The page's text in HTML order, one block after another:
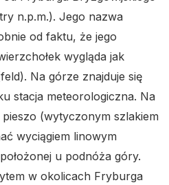
n.p.m.). Jego nazwa
od faktu, że jego
wygląda jak
Na górze znajduje się
stacja meteorologiczna. Na
(wytyczonym szlakiem
wyciągiem linowym
u podnóża góry.
w okolicach Fryburga